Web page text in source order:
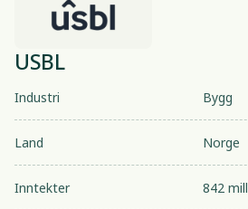
USBL
Industri Bygg
Land Norge
Inntekter
842